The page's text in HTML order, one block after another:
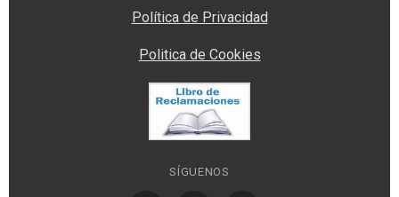
Política de Privacidad
Politica de Cookies
SÍGUENOS